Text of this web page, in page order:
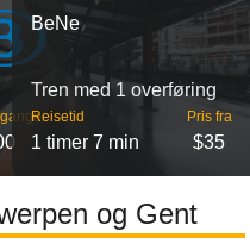
BeNe
Tren med 1 overføring
Reisetid
1 timer 7 min
Pris fra
$35
og Gent